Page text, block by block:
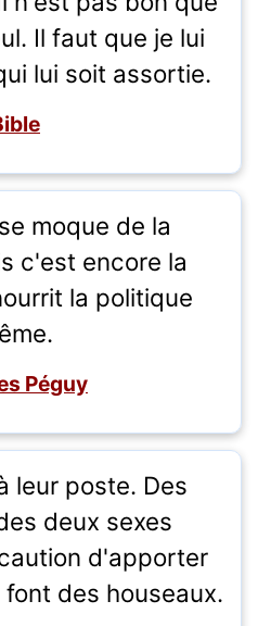
Il faut que je lui
lui soit assortie.
moque de la
c'est encore la
la politique
Péguy
leur poste. Des
deux sexes
d'apporter
des houseaux.